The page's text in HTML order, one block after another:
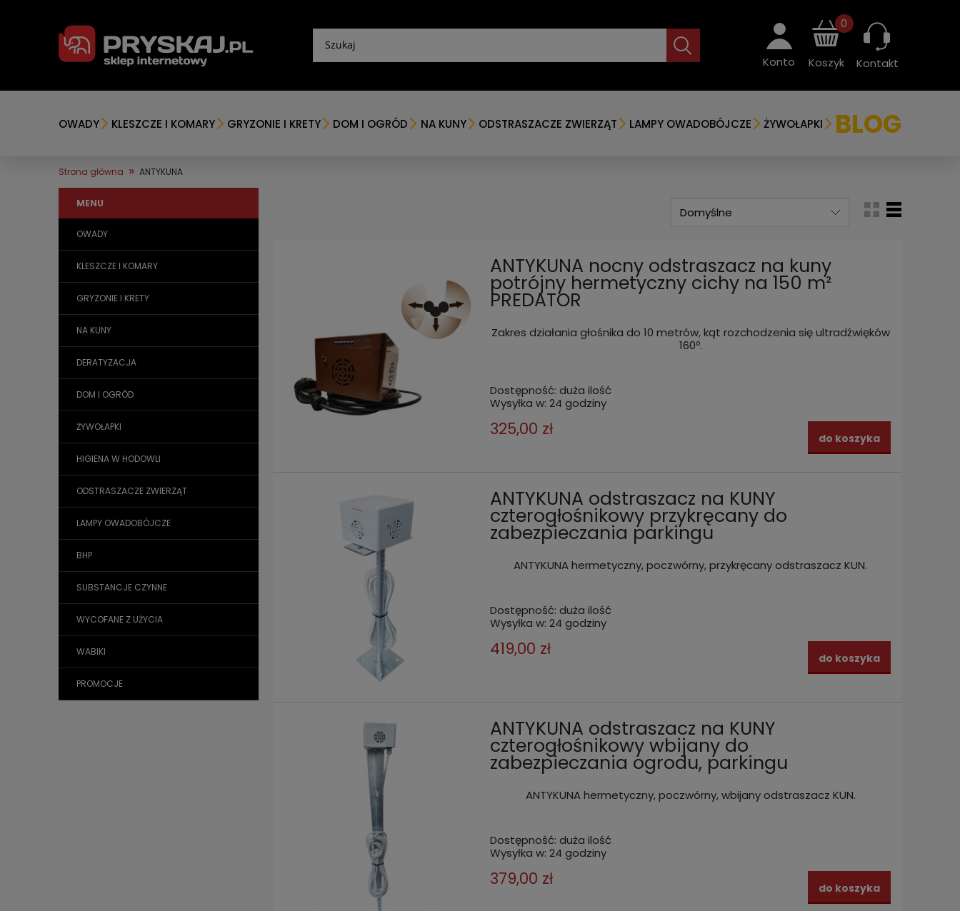
Konto Koszyk
0
Kontakt
OWADY KLESZCZE I KOMARY GRYZONIE I KRETY DOM I OGRÓD NA KUNY ODSTRASZACZE ZWIERZĄT LAMPY OWADOBÓJCZE ŻYWOŁAPKI BLOG
Strona główna » ANTYKUNA
MENU
OWADY
KLESZCZE I KOMARY
GRYZONIE I KRETY
NA KUNY
DERATYZACJA
DOM I OGRÓD
ŻYWOŁAPKI
HIGIENA W HODOWLI
ODSTRASZACZE ZWIERZĄT
LAMPY OWADOBÓJCZE
BHP
SUBSTANCJE CZYNNE
WYCOFANE Z UŻYCIA
WABIKI
PROMOCJE
ANTYKUNA nocny odstraszacz na kuny
potrójny hermetyczny cichy na 150 m²
PREDATOR
Zakres działania głośnika do 10 metrów, kąt rozchodzenia się ultradźwięków
160º.
Dostępność: duża ilość
Wysyłka w: 24 godziny
325,00 zł do koszyka
ANTYKUNA odstraszacz na KUNY
czterogłośnikowy przykręcany do
zabezpieczania parkingu
ANTYKUNA hermetyczny, poczwórny, przykręcany odstraszacz KUN.
Dostępność: duża ilość
Wysyłka w: 24 godziny
419,00 zł do koszyka
ANTYKUNA odstraszacz na KUNY
czterogłośnikowy wbijany do
zabezpieczania ogrodu, parkingu
ANTYKUNA hermetyczny, poczwórny, wbijany odstraszacz KUN.
Dostępność: duża ilość
Wysyłka w: 24 godziny
379,00 zł do koszyka